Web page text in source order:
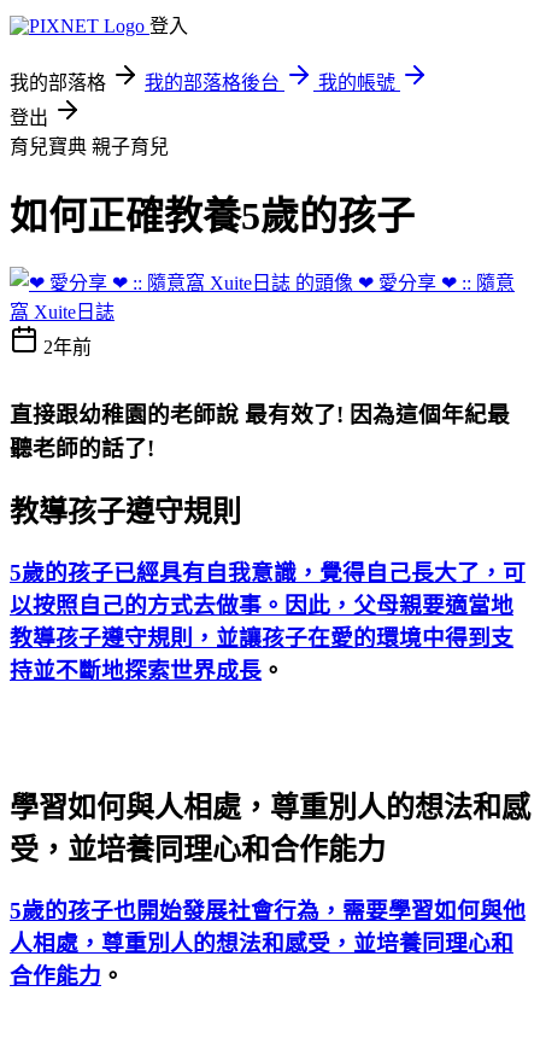
登入
我的部落格 我的部落格後台
我的帳號
登出
育兒寶典 親子育兒
如何正確教養5歲的孩子
❤ 愛分享 ❤ :: 隨意
窩 Xuite日誌
2年前
直接跟幼稚園的老師說 最有效了! 因為這個年紀最
聽老師的話了!
教導孩子遵守規則
5歲的孩子已經具有自我意識，覺得自己長大了，可
以按照自己的方式去做事。因此，父母親要適當地
教導孩子遵守規則，並讓孩子在愛的環境中得到支
持並不斷地探索世界成長 。
學習如何與人相處，尊重別人的想法和感
受，並培養同理心和合作能力
5歲的孩子也開始發展社會行為，需要學習如何與他
人相處，尊重別人的想法和感受，並培養同理心和
合作能力 。